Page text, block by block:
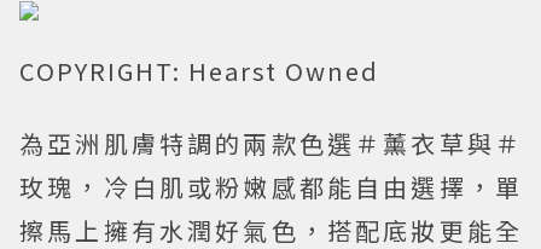
COPYRIGHT: Hearst Owned
為亞洲肌膚特調的兩款色選＃薰衣草與＃
玫瑰，冷白肌或粉嫩感都能自由選擇，單
擦馬上擁有水潤好氣色，搭配底妝更能全